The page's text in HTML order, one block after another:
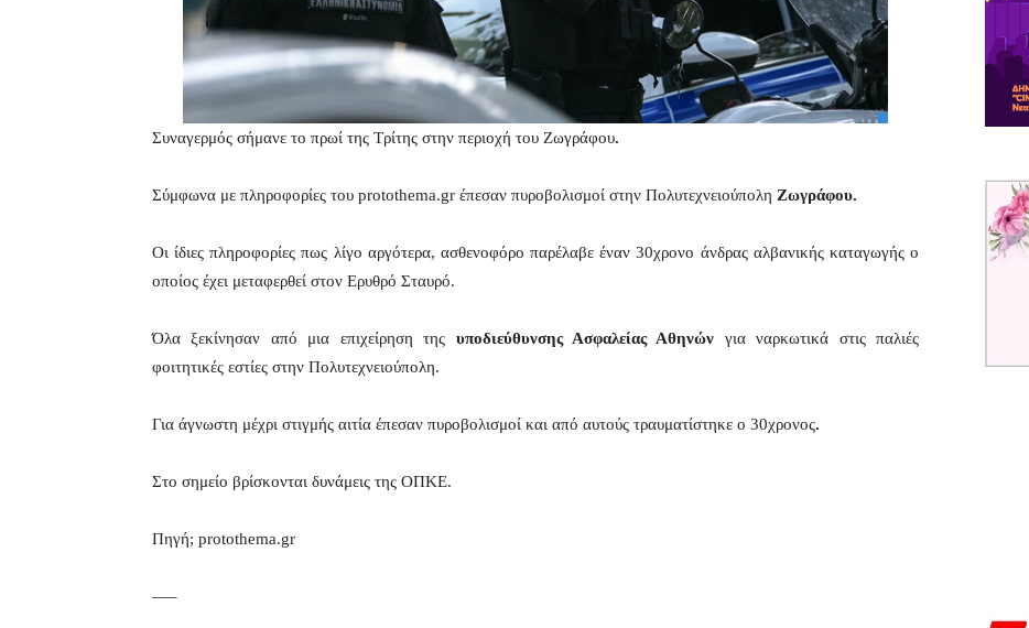
Συναγερμός σήμανε το πρωί της Τρίτης στην περιοχή του Ζωγράφου.
Σύμφωνα με πληροφορίες του protothema.gr έπεσαν πυροβολισμοί στην Πολυτεχνειούπολη Ζωγράφου.
Οι ίδιες πληροφορίες πως λίγο αργότερα, ασθενοφόρο παρέλαβε έναν 30χρονο άνδρας αλβανικής καταγωγής ο
οποίος έχει μεταφερθεί στον Ερυθρό Σταυρό.
Όλα ξεκίνησαν από μια επιχείρηση της υποδιεύθυνσης Ασφαλείας Αθηνών για ναρκωτικά στις παλιές
φοιτητικές εστίες στην Πολυτεχνειούπολη.
Για άγνωστη μέχρι στιγμής αιτία έπεσαν πυροβολισμοί και από αυτούς τραυματίστηκε ο 30χρονος.
Στο σημείο βρίσκονται δυνάμεις της ΟΠΚΕ.
Πηγή; protothema.gr
—–